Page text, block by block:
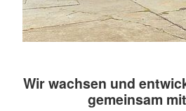
Wir wachsen und
gemeinsam